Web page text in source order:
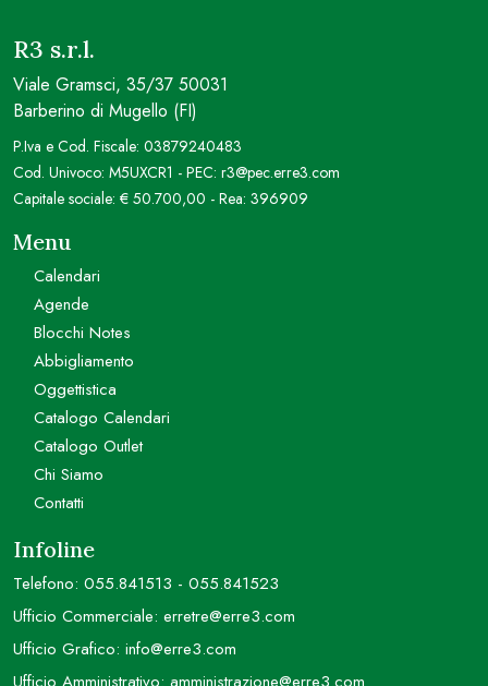
R3 s.r.l.
Viale Gramsci, 35/37 50031
Barberino di Mugello (FI)
P.Iva e Cod. Fiscale: 03879240483
Cod. Univoco: M5UXCR1 - PEC: r3@pec.erre3.com
Capitale sociale: € 50.700,00 - Rea: 396909
Menu
Calendari
Agende
Blocchi Notes
Abbigliamento
Oggettistica
Catalogo Calendari
Catalogo Outlet
Chi Siamo
Contatti
Infoline
Telefono: 055.841513 - 055.841523
Ufficio Commerciale: erretre@erre3.com
Ufficio Grafico: info@erre3.com